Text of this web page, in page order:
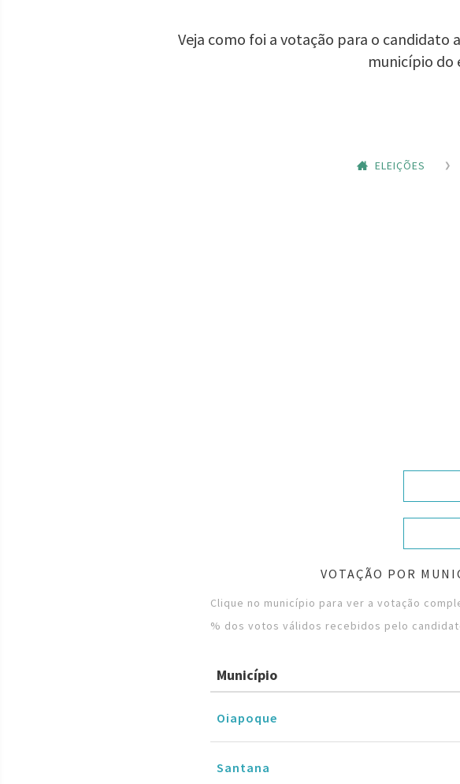
Veja como foi a votação para o candidato
município do
ELEIÇÕES
VOTAÇÃO POR
Clique no município para ver a votação
% dos votos válidos recebidos pelo
Município
Oiapoque
Santana